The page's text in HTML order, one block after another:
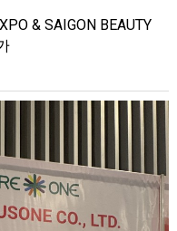
& SAIGON BEAUTY